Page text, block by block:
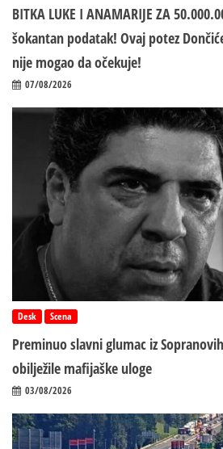
BITKA LUKE I ANAMARIJE ZA
šokantan podatak! Ovaj potez
nije mogao da očekuje!
07/08/2026
Desk Scena
Preminuo slavni glumac iz
obilježile mafijaške uloge
03/08/2026